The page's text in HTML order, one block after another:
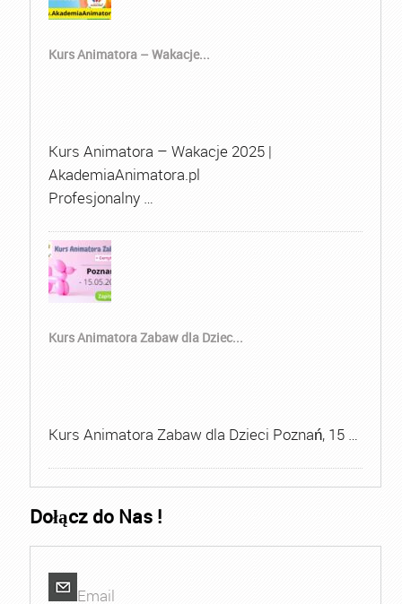
Kurs Animatora – Wakacje...
Kurs Animatora – Wakacje 2025 |
AkademiaAnimatora.pl
Profesjonalny …
Kurs Animatora Zabaw dla Dziec...
Kurs Animatora Zabaw dla Dzieci Poznań, 15 …
Dołącz do Nas !
Email